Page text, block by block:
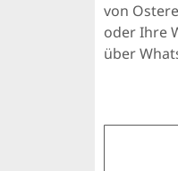
von
oder Ihre
über